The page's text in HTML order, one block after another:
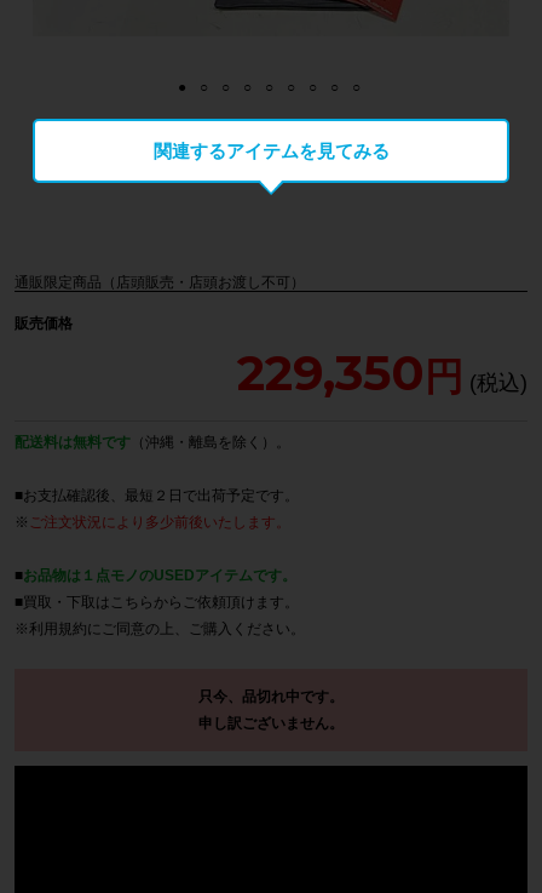
関連するアイテムを見てみる
販売価格
229,350
通販限定商品（店頭販売・店頭お渡し不可）
配送料は無料です （沖縄・離島を除く）。
■お支払確認後、最短２日で出荷予定です。
※ ご注文状況により多少前後いたします。
■お品物は１点モノのUSEDアイテムです。
■買取・下取は こちら からご依頼頂けます。
※ 利用規約にご同意の上、ご購入ください。
只今、品切れ中です。
申し訳ございません。